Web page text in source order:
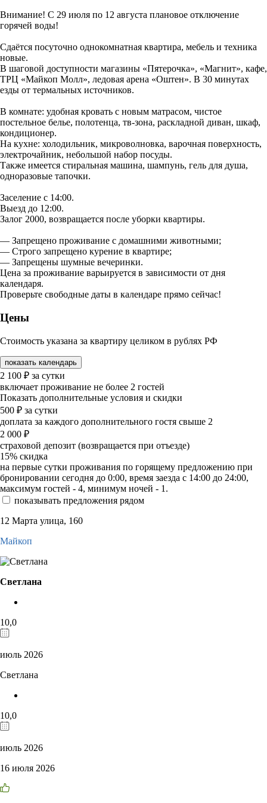
Внимание! С 29 июля по 12 августа плановое отключение
горячей воды!
Сдаётся посуточно однокомнатная квартира, мебель и техника
новые.
В шаговой доступности магазины «Пятерочка», «Магнит», кафе,
ТРЦ «Майкоп Молл», ледовая арена «Оштен». В 30 минутах
езды от термальных источников.
В комнате: удобная кровать с новым матрасом, чистое
постельное белье, полотенца, тв-зона, раскладной диван, шкаф,
кондиционер.
На кухне: холодильник, микроволновка, варочная поверхность,
электрочайник, небольшой набор посуды.
Также имеется стиральная машина, шампунь, гель для душа,
одноразовые тапочки.
Заселение с 14:00.
Выезд до 12:00.
Залог 2000, возвращается после уборки квартиры.
— Запрещено проживание с домашними животными;
— Строго запрещено курение в квартире;
— Запрещены шумные вечеринки.
Цена за проживание варьируется в зависимости от дня
календаря.
Проверьте свободные даты в календаре прямо сейчас!
Цены
Стоимость указана за квартиру целиком в рублях РФ
показать календарь
2 100 ₽ за сутки
включает проживание не более 2 гостей
Показать дополнительные условия и скидки
500 ₽ за сутки
доплата за каждого дополнительного гостя свыше 2
2 000 ₽
страховой депозит (возвращается при отъезде)
15% скидка
на первые сутки проживания по горящему предложению при
бронировании сегодня до 0:00, время заезда с 14:00 до 24:00,
максимум гостей - 4, минимум ночей - 1.
показывать предложения рядом
12 Марта улица, 160
Майкоп
Светлана
10,0
июль 2026
Светлана
10,0
июль 2026
16 июля 2026